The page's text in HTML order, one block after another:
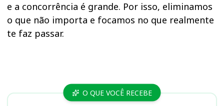
e a concorrência é grande. Por isso, eliminamos
o que não importa e focamos no que realmente
te faz passar.
Cursos O QUE VOCÊ RECEBE